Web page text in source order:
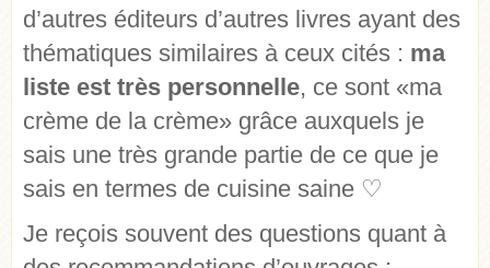
d’autres éditeurs d’autres livres ayant des
thématiques similaires à ceux cités : ma
liste est très personnelle, ce sont «ma
crème de la crème» grâce auxquels je
sais une très grande partie de ce que je
sais en termes de cuisine saine ♡
Je reçois souvent des questions quant à